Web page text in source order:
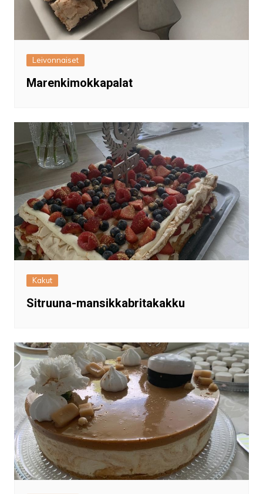
Leivonnaiset
Marenkimokkapalat
Kakut
Sitruuna-mansikkabritakakku